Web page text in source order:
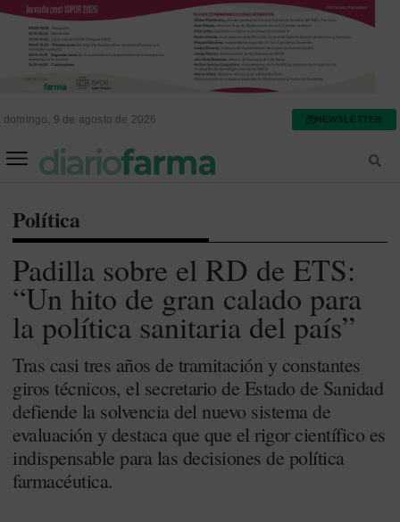
domingo, 9 de agosto de 2026 NEWSLETTER
Política
Padilla sobre el RD de ETS:
“Un hito de gran calado para
la política sanitaria del país”
Tras casi tres años de tramitación y constantes
giros técnicos, el secretario de Estado de Sanidad
defiende la solvencia del nuevo sistema de
evaluación y destaca que que el rigor científico es
indispensable para las decisiones de política
farmacéutica.